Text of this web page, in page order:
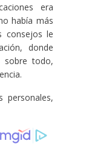
era
había más
consejos le
donde
sobre todo,
personales,